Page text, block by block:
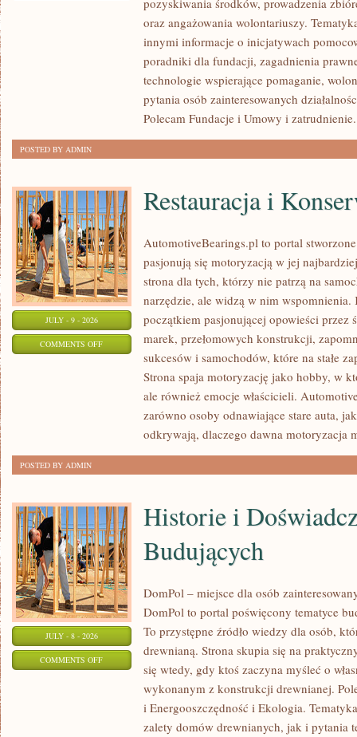
INSPIRACJE
pozyskiwania środków, prowadzenia
oraz angażowania wolontariuszy.
innymi informacje o inicjatywach
poradniki dla fundacji, zagadnienia
technologie wspierające pomaganie,
pytania osób zainteresowanych
Polecam Fundacje i Umowy i
POSTED BY ADMIN
JULY - 9 - 2026
COMMENTS OFFON
RESTAURACJA
KONSERWACJA
Restauracja i
AutomotiveBearings.pl to portal
pasjonują się motoryzacją w jej
strona dla tych, którzy nie patrzą na
narzędzie, ale widzą w nim
początkiem pasjonującej opowieści przez
marek, przełomowych konstrukcji,
sukcesów i samochodów, które na stałe
Strona spaja motoryzację jako hobby, w
ale również emocje właścicieli.
zarówno osoby odnawiające stare auta,
odkrywają, dlaczego dawna motoryzacja
POSTED BY ADMIN
JULY - 8 - 2026
COMMENTS OFFON
Historie i
Budujących
DomPol – miejsce dla osób
DomPol to portal poświęcony tematyce
To przystępne źródło wiedzy dla osób,
drewnianą. Strona skupia się na
się wtedy, gdy ktoś zaczyna myśleć o
wykonanym z konstrukcji drewnianej.
i Energooszczędność i Ekologia.
zalety domów drewnianych, jak i pytania